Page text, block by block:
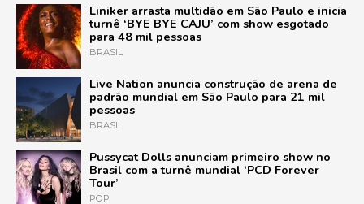
Liniker arrasta multidão em São Paulo e inicia
turnê ‘BYE BYE CAJU’ com show esgotado
para 48 mil pessoas
BRASIL
Live Nation anuncia construção de arena de
padrão mundial em São Paulo para 21 mil
pessoas
BRASIL
Pussycat Dolls anunciam primeiro show no
Brasil com a turnê mundial ‘PCD Forever
Tour’
POP